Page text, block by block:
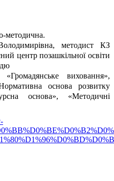
методична.
методист КЗ
центр позашкільної освіти
виховання»,
основа розвитку
основа», «Методичні